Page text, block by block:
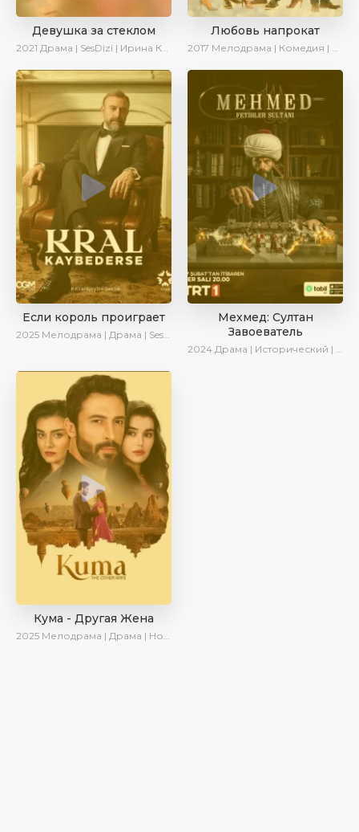
Девушка за стеклом
2021 Драма | SesDizi | Ирина Котова
Любовь напрокат
2017 Мелодрама | Комедия | Ирина Котова
Если король проиграет
2025 Мелодрама | Драма | SesDizi | Ирина Котова | AlisaDirilis | Turok1990 | Новинки | Сериалы 2025
Мехмед: Султан
Завоеватель
2024 Драма | Исторический | AlisaDirilis | Сериалы 2024
Кума - Другая Жена
2025 Мелодрама | Драма | Новинки | Сериалы 2025